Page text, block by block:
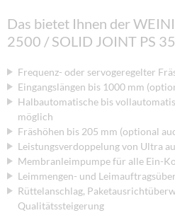
Das bietet Ihnen der
2500 / SOLID JOINT PS
Frequenz- oder servogeregelter
Eingangslängen bis 1000 mm
Halbautomatische bis
möglich
Fräshöhen bis 205 mm (optional
Leistungsverdoppelung von Ultra
Membranleimpumpe für alle Ein-
Leimmengen- und
Rüttelanschlag,
Qualitätssteigerung